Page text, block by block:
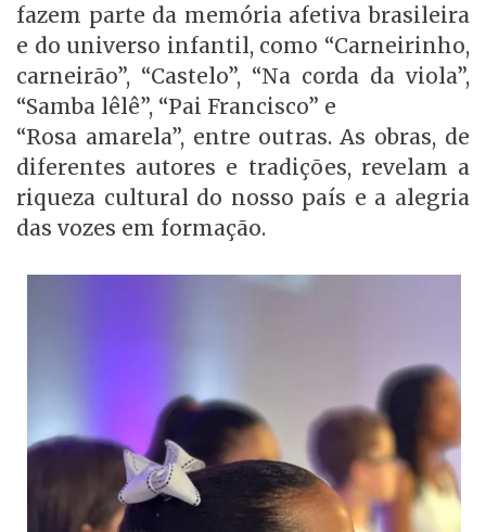
fazem parte da memória afetiva brasileira
e do universo infantil, como “Carneirinho,
carneirão”, “Castelo”, “Na corda da viola”,
“Samba lêlê”, “Pai Francisco” e
“Rosa amarela”, entre outras. As obras, de
diferentes autores e tradições, revelam a
riqueza cultural do nosso país e a alegria
das vozes em formação.